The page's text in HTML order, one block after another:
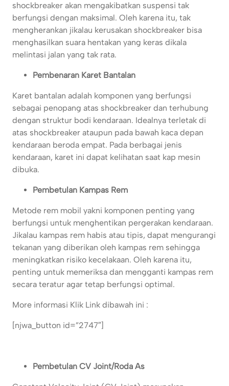
shockbreaker akan mengakibatkan suspensi tak
berfungsi dengan maksimal. Oleh karena itu, tak
mengherankan jikalau kerusakan shockbreaker bisa
menghasilkan suara hentakan yang keras dikala
melintasi jalan yang tak rata.
Pembenaran Karet Bantalan
Karet bantalan adalah komponen yang berfungsi
sebagai penopang atas shockbreaker dan terhubung
dengan struktur bodi kendaraan. Idealnya terletak di
atas shockbreaker ataupun pada bawah kaca depan
kendaraan beroda empat. Pada berbagai jenis
kendaraan, karet ini dapat kelihatan saat kap mesin
dibuka.
Pembetulan Kampas Rem
Metode rem mobil yakni komponen penting yang
berfungsi untuk menghentikan pergerakan kendaraan.
Jikalau kampas rem habis atau tipis, dapat mengurangi
tekanan yang diberikan oleh kampas rem sehingga
meningkatkan risiko kecelakaan. Oleh karena itu,
penting untuk memeriksa dan mengganti kampas rem
secara teratur agar tetap berfungsi optimal.
More informasi Klik Link dibawah ini :
[njwa_button id=”2747″]
Pembetulan CV Joint/Roda As